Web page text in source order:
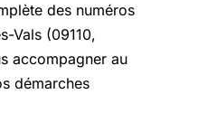
des numéros
Vals (09110,
accompagner au
démarches